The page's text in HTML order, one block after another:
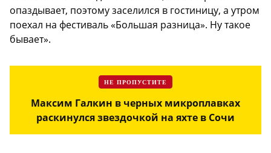
опаздывает, поэтому заселился в гостиницу, а утром
поехал на фестиваль «Большая разница». Ну такое
бывает».
НЕ ПРОПУСТИТЕ
Максим Галкин в черных микроплавках
раскинулся звездочкой на яхте в Сочи